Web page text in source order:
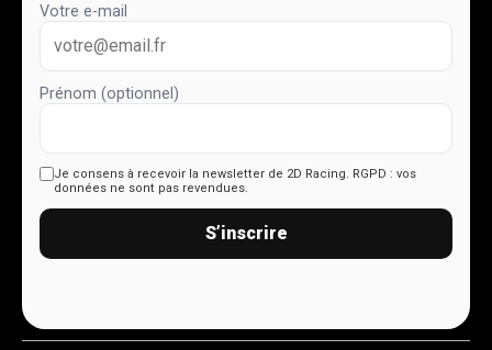
Votre e-mail
Prénom (optionnel)
Je consens à recevoir la newsletter de 2D Racing. RGPD : vos
données ne sont pas revendues.
S’inscrire